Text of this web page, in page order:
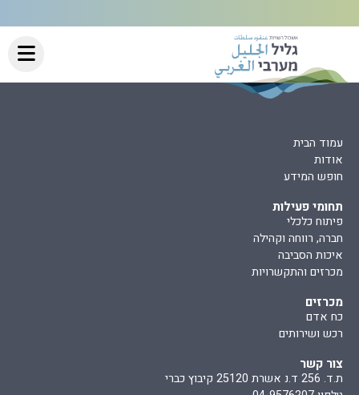
עמוד הבית
אודות
חופש המידע
תחומי פעילות
פיתוח כלכלי
חברה, רווחה וקהילה
איכות הסביבה
מכרזים והתקשרויות
מכרזים
כח אדם
רכש ושירותים
צור קשר
ת.ד. 256 ד.נ אשרת 25120 קיבוץ כברי